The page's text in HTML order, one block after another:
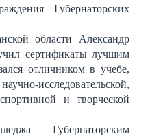
Губернаторских
области Александр
сертификаты лучшим
отличником в учебе,
исследовательской,
и творческой
Губернаторским